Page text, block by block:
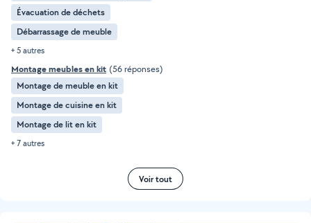
Évacuation de déchets
Débarrassage de meuble
+ 5 autres
Montage meubles en kit (56 réponses)
Montage de meuble en kit
Montage de cuisine en kit
Montage de lit en kit
+ 7 autres
Voir tout